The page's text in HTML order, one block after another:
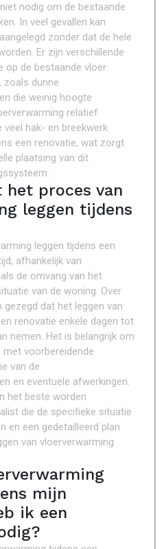
nodig om de bestaande
In veel gevallen kan
zonder dat de hele
Er zijn verschillende
op de bestaande vloer
zoals dunne
die weinig hoogte
relatief
veel hak- en breekwerk
een renovatie, wat zorgt
plaatsing van dit
het proces van
leggen tijdens
leggen tijdens een
afhankelijk van
de omvang van het
van de woning. Over
dat het leggen van
renovatie enkele dagen tot
nemen. Het is belangrijk om
met voorbereidende
van de
en eventuele afwerkingen.
het beste worden
die de specifieke situatie
en een gedetailleerd plan
van vloerverwarming
mijn
ik een